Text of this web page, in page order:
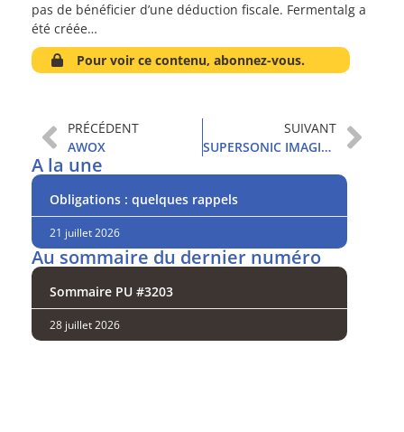
pas de bénéficier d’une déduction fiscale. Fermentalg a
été créée…
Pour voir ce contenu, abonnez-vous.
PRÉCÉDENT
AWOX
SUIVANT
SUPERSONIC IMAGINE
A la une
Obligations : quelques rappels
21 juillet 2026
Au sommaire du dernier numéro
Sommaire PU #3203
28 juillet 2026